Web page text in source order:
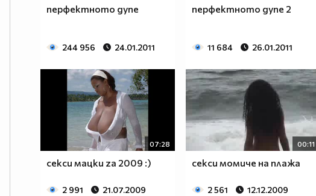
перфектното дупе
244 956 24.01.2011
перфектното дупе 2
11 684 26.01.2011
07:28
секси мацки za 2009 :)
2 991 21.07.2009
00:11
секси момиче на плажа
2 561 12.12.2009